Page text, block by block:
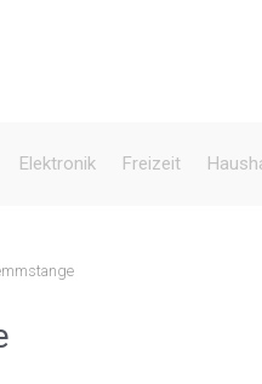
Elektronik Freizeit